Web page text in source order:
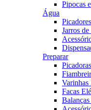
Pipocas
Água
Jarros
Preparar
Varinhas
Facas